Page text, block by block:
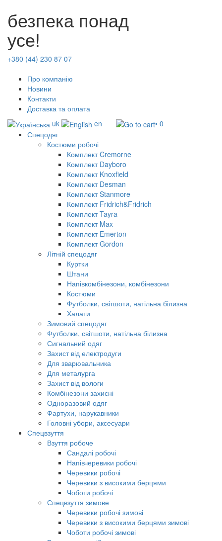
безпека понад
усе!
+380 (44) 230 87 07
Про компанію
Новини
Контакти
Доставка та оплата
uk
en
• 0
Спецодяг
Костюми робочі
Комплект Cremorne
Комплект Dayboro
Комплект Knoxfield
Комплект Desman
Комплект Stanmore
Комплект Fridrich&Fridrich
Комплект Tayra
Комплект Max
Комплект Emerton
Комплект Gordon
Літній спецодяг
Куртки
Штани
Напівкомбінезони, комбінезони
Костюми
Футболки, світшоти, натільна білизна
Халати
Зимовий спецодяг
Футболки, світшоти, натільна білизна
Сигнальний одяг
Захист від електродуги
Для зварювальника
Для металурга
Захист від вологи
Комбінезони захисні
Одноразовий одяг
Фартухи, нарукавники
Головні убори, аксесуари
Спецвзуття
Взуття робоче
Сандалі робочі
Напівчеревики робочі
Черевики робочі
Черевики з високими берцями
Чоботи робочі
Спецвзуття зимове
Черевики робочі зимові
Черевики з високими берцями зимові
Чоботи робочі зимові